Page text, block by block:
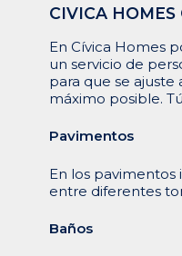
CIVICA HOMES
En Cívica Homes
un servicio de
para que se ajuste
máximo posible.
Pavimentos
En los
entre diferentes
Baños